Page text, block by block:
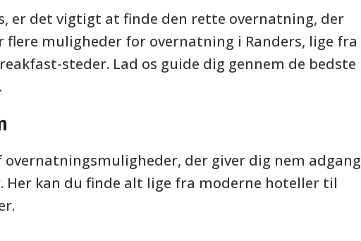
er det vigtigt at finde den rette overnatning, der
flere muligheder for overnatning i Randers, lige fra
steder. Lad os guide dig gennem de bedste
der giver dig nem adgang
kan du finde alt lige fra moderne hoteller til